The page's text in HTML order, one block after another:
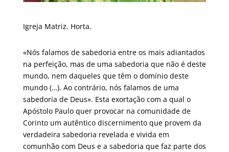
Igreja Matriz. Horta.
«Nós falamos de sabedoria entre os mais adiantados
na perfeição, mas de uma sabedoria que não é deste
mundo, nem daqueles que têm o domínio deste
mundo (…). Ao contrário, nós falamos de uma
sabedoria de Deus». Esta exortação com a qual o
Apóstolo Paulo quer provocar na comunidade de
Corinto um autêntico discernimento que provem da
verdadeira sabedoria revelada e vivida em
comunhão com Deus e a sabedoria que faz parte dos